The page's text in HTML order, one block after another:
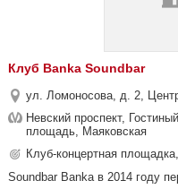
Клуб Banka Soundbar
ул. Ломоносова, д. 2,
Невский проспект,
площадь, Маяковская
Клуб-концертная
Soundbar Banka в 2014 году